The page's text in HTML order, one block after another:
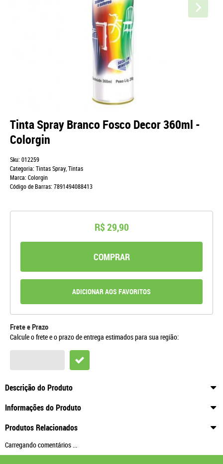
Tinta Spray Branco Fosco Decor 360ml -
Colorgin
Sku: 012259
Categoria: Tintas Spray,Tintas
Marca: Colorgin
Código de Barras: 7891494088413
R$ 29,90
COMPRAR
ADICIONAR AOS FAVORITOS
Frete e Prazo
Calcule o frete e o prazo de entrega estimados para sua região:
Descrição do Produto
Informações do Produto
Produtos Relacionados
Carregando comentários ...